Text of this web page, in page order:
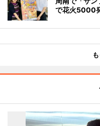
で花火5000